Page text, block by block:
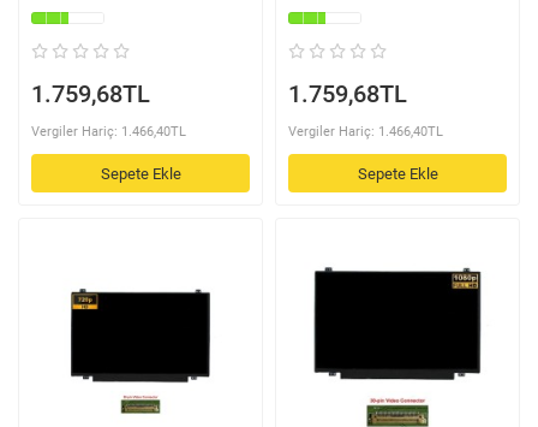
1.759,68TL
Vergiler Hariç: 1.466,40TL
Sepete Ekle
1.759,68TL
Vergiler Hariç: 1.466,40TL
Sepete Ekle